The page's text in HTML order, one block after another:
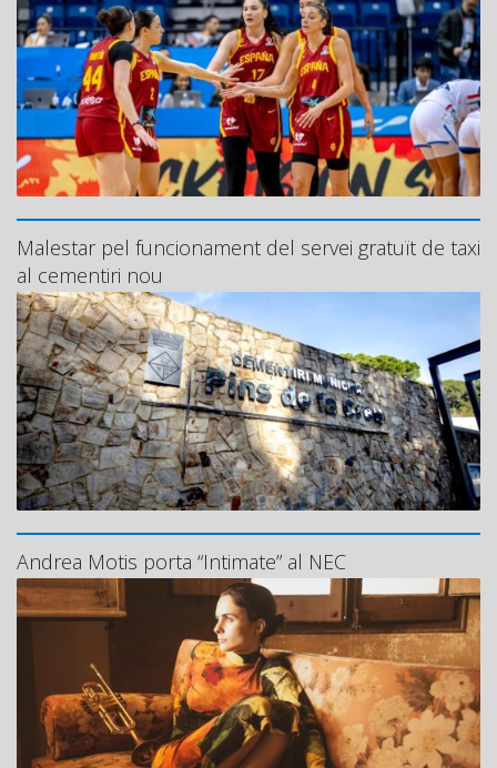
Malestar pel funcionament del servei gratuït de taxi
al cementiri nou
Andrea Motis porta “Intimate” al NEC